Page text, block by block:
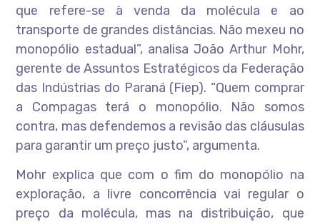
que refere-se à venda da molécula e ao
transporte de grandes distâncias. Não mexeu no
monopólio estadual”, analisa João Arthur Mohr,
gerente de Assuntos Estratégicos da Federação
das Indústrias do Paraná (Fiep). “Quem comprar
a Compagas terá o monopólio. Não somos
contra, mas defendemos a revisão das cláusulas
para garantir um preço justo”, argumenta.
Mohr explica que com o fim do monopólio na
exploração, a livre concorrência vai regular o
preço da molécula, mas na distribuição, que